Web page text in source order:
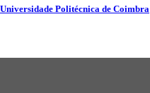
Politécnica de Coimbra